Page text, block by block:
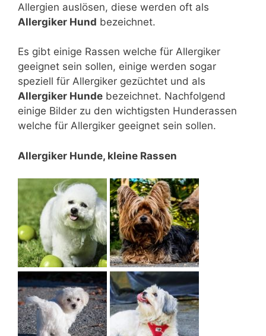
Allergien auslösen, diese werden oft als
Allergiker Hund bezeichnet.
Es gibt einige Rassen welche für Allergiker
geeignet sein sollen, einige werden sogar
speziell für Allergiker gezüchtet und als
Allergiker Hunde bezeichnet. Nachfolgend
einige Bilder zu den wichtigsten Hunderassen
welche für Allergiker geeignet sein sollen.
Allergiker Hunde, kleine Rassen